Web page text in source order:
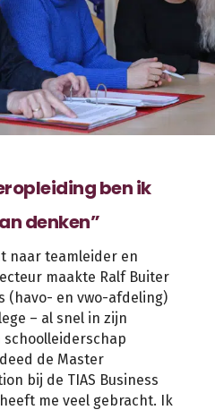
ben ik
denken”
naar teamleider en
maakte Ralf Buiter
(havo- en vwo-afdeling)
– al snel in zijn
schoolleiderschap
de Master
bij de TIAS Business
me veel gebracht. Ik